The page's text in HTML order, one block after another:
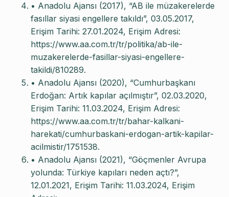
• Anadolu Ajansı (2017), “AB ile müzakerelerde
fasıllar siyasi engellere takıldı”, 03.05.2017,
Erişim Tarihi: 27.01.2024, Erişim Adresi:
https://www.aa.com.tr/tr/politika/ab-ile-
muzakerelerde-fasillar-siyasi-engellere-
takildi/810289.
• Anadolu Ajansı (2020), “Cumhurbaşkanı
Erdoğan: Artık kapılar açılmıştır”, 02.03.2020,
Erişim Tarihi: 11.03.2024, Erişim Adresi:
https://www.aa.com.tr/tr/bahar-kalkani-
harekati/cumhurbaskani-erdogan-artik-kapilar-
acilmistir/1751538.
• Anadolu Ajansı (2021), “Göçmenler Avrupa
yolunda: Türkiye kapıları neden açtı?”,
12.01.2021, Erişim Tarihi: 11.03.2024, Erişim